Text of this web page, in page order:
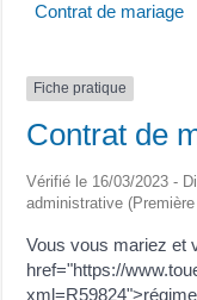
Contrat de mariage
Fiche pratique
Contrat de
Vérifié le 16/03/2023 -
administrative
Vous vous mariez et
href="https://